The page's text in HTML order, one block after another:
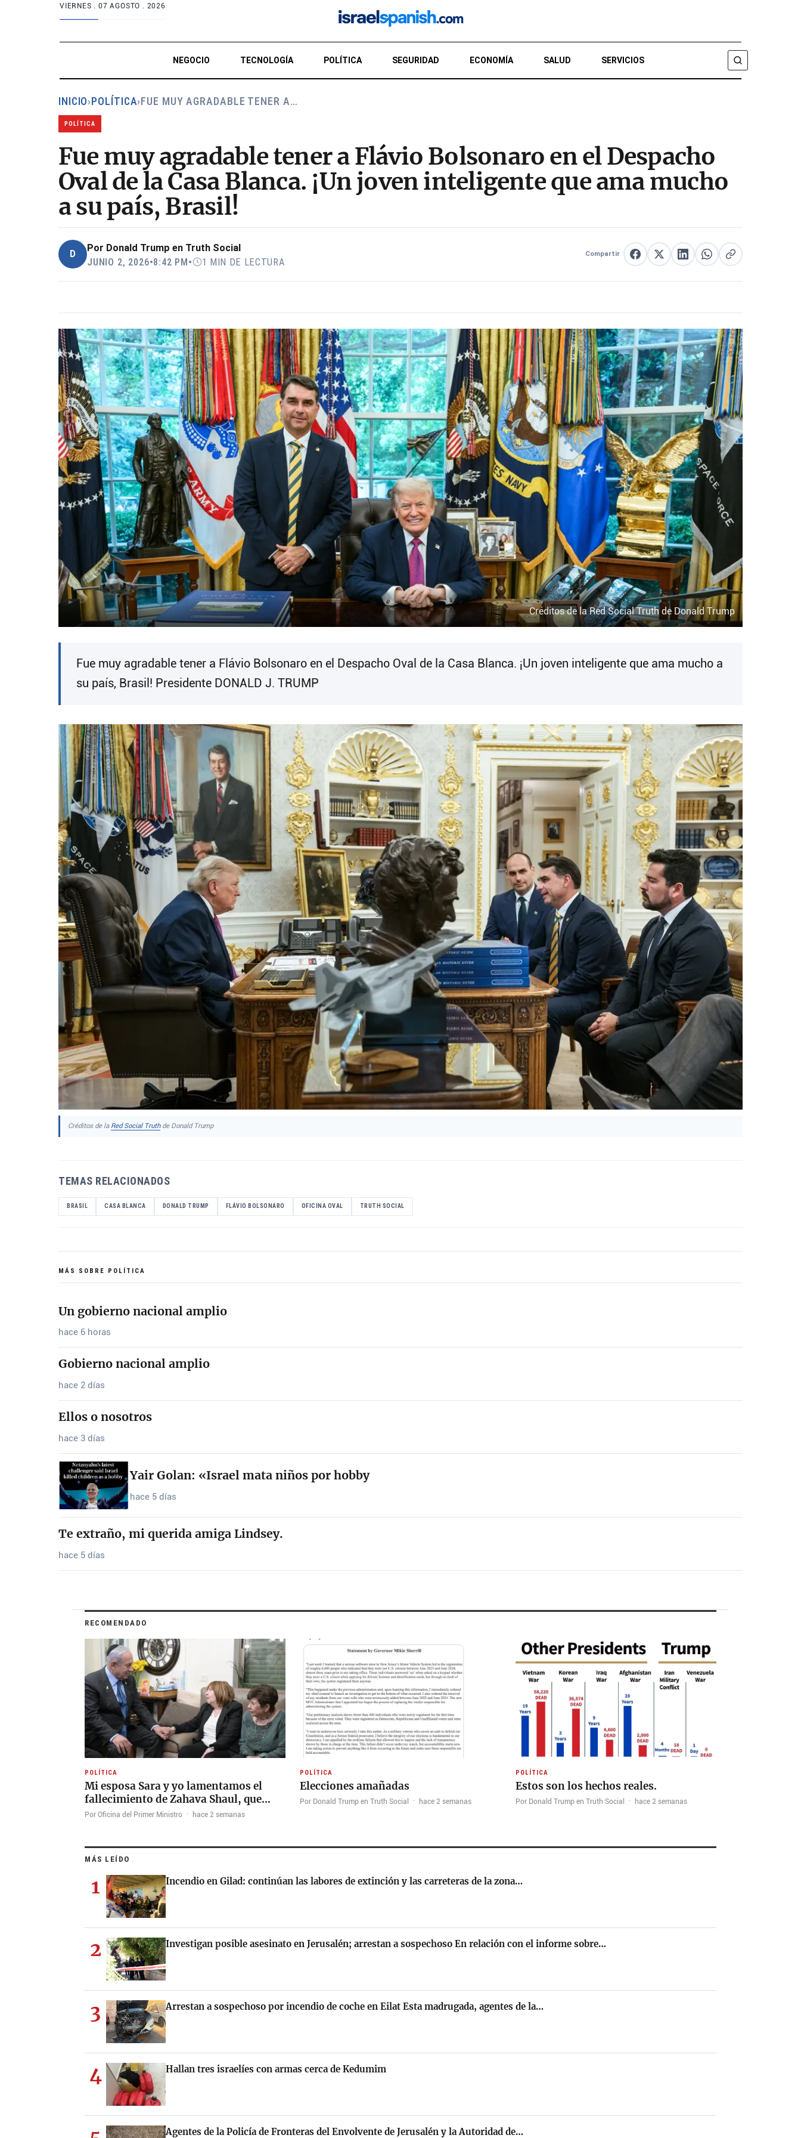
VIERNES . 07 AGOSTO . 2026
NEGOCIO TECNOLOGÍA POLÍTICA SEGURIDAD ECONOMÍA SALUD SERVICIOS
INICIO›POLÍTICA›FUE MUY AGRADABLE TENER A…
POLÍTICA
Fue muy agradable tener a Flávio Bolsonaro en el Despacho
Oval de la Casa Blanca. ¡Un joven inteligente que ama mucho
a su país, Brasil!
D
Por Donald Trump en Truth Social
JUNIO 2, 2026•8:42 PM• 1 MIN DE LECTURA
Compartir Compartir en Facebook
Compartir en X
Compartir en LinkedIn
Compartir en WhatsApp
Copiar enlace
Créditos de la Red Social Truth de Donald Trump
Fue muy agradable tener a Flávio Bolsonaro en el Despacho Oval de la Casa Blanca. ¡Un joven inteligente que ama mucho a
su país, Brasil! Presidente DONALD J. TRUMP
Créditos de la Red Social Truthde Donald Trump
TEMAS RELACIONADOS
BRASIL CASA BLANCA DONALD TRUMP FLÁVIO BOLSONARO OFICINA OVAL TRUTH SOCIAL
MÁS SOBRE POLÍTICA
Un gobierno nacional amplio
hace 6 horas
Gobierno nacional amplio
hace 2 días
Ellos o nosotros
hace 3 días
Yair Golan: «Israel mata niños por hobby
hace 5 días
Te extraño, mi querida amiga Lindsey.
hace 5 días
RECOMENDADO
POLÍTICA
Mi esposa Sara y yo lamentamos el
fallecimiento de Zahava Shaul, que…
Por Oficina del Primer Ministro · hace 2 semanas
POLÍTICA
Elecciones amañadas
Por Donald Trump en Truth Social · hace 2 semanas
POLÍTICA
Estos son los hechos reales.
Por Donald Trump en Truth Social · hace 2 semanas
MÁS LEÍDO
1 Incendio en Gilad: continúan las labores de extinción y las carreteras de la zona…
2 Investigan posible asesinato en Jerusalén; arrestan a sospechoso En relación con el informe sobre…
3 Arrestan a sospechoso por incendio de coche en Eilat Esta madrugada, agentes de la…
4 Hallan tres israelíes con armas cerca de Kedumim
Agentes de la Policía de Fronteras del Envolvente de Jerusalén y la Autoridad de…